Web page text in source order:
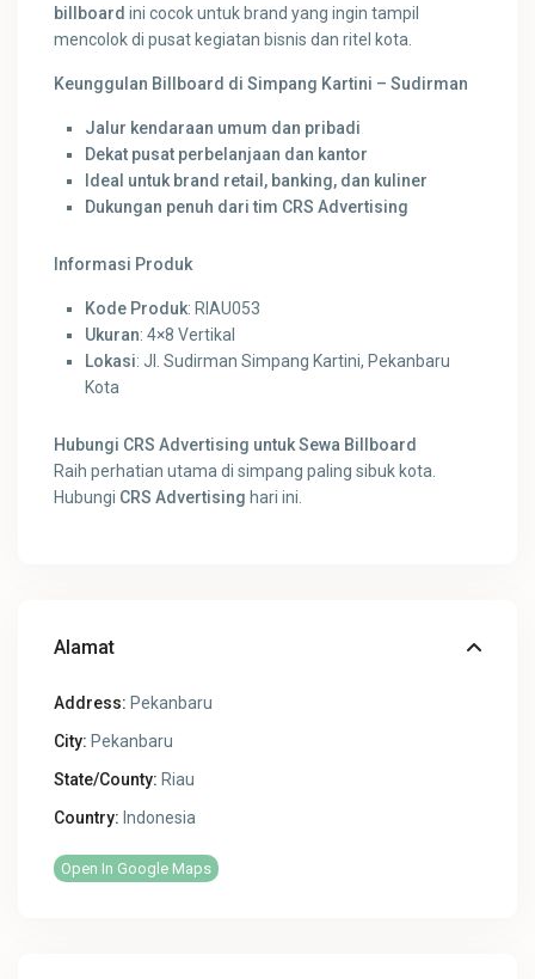
billboard ini cocok untuk brand yang ingin tampil
mencolok di pusat kegiatan bisnis dan ritel kota.
Keunggulan Billboard di Simpang Kartini – Sudirman
Jalur kendaraan umum dan pribadi
Dekat pusat perbelanjaan dan kantor
Ideal untuk brand retail, banking, dan kuliner
Dukungan penuh dari tim CRS Advertising
Informasi Produk
Kode Produk: RIAU053
Ukuran: 4×8 Vertikal
Lokasi: Jl. Sudirman Simpang Kartini, Pekanbaru
Kota
Hubungi CRS Advertising untuk Sewa Billboard
Raih perhatian utama di simpang paling sibuk kota.
Hubungi CRS Advertising hari ini.
Alamat
Address: Pekanbaru
City: Pekanbaru
State/County: Riau
Country: Indonesia
Open In Google Maps